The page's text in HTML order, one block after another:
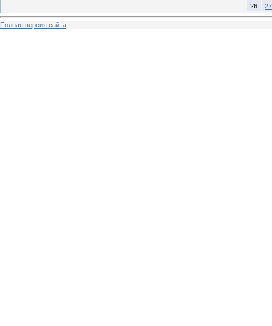
26
27
Полная версия сайта